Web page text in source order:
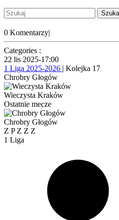
Close
Menu
Szukaj:
Account
0 Komentarzy|
Categories :
22 lis 2025-17:00
1 Liga 2025-2026 | Kolejka 17
Chrobry Głogów
Wieczysta Kraków
Ostatnie mecze
Chrobry Głogów
Z P Z Z Z
1 Liga